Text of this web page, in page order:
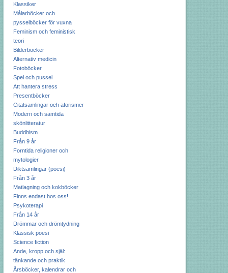
Klassiker
Målarböcker och
pysselböcker för vuxna
Feminism och feministisk
teori
Bilderböcker
Alternativ medicin
Fotoböcker
Spel och pussel
Att hantera stress
Presentböcker
Citatsamlingar och aforismer
Modern och samtida
skönlitteratur
Buddhism
Från 9 år
Forntida religioner och
mytologier
Diktsamlingar (poesi)
Från 3 år
Matlagning och kokböcker
Finns endast hos oss!
Psykoterapi
Från 14 år
Drömmar och drömtydning
Klassisk poesi
Science fiction
Ande, kropp och själ:
tänkande och praktik
Årsböcker, kalendrar och